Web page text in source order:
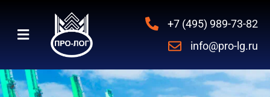
+7 (495) 989-73-82
info@pro-lg.ru